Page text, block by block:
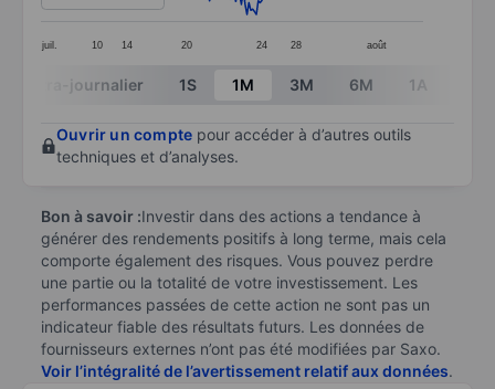
juil. 10 14 20 24 28 août
End of interactive chart.
Intra-journalier 1S 1M 3M 6M 1A
Ouvrir un compte pour accéder à d’autres outils
techniques et d’analyses.
Bon à savoir :Investir dans des actions a tendance à
générer des rendements positifs à long terme, mais cela
comporte également des risques. Vous pouvez perdre
une partie ou la totalité de votre investissement. Les
performances passées de cette action ne sont pas un
indicateur fiable des résultats futurs. Les données de
fournisseurs externes n’ont pas été modifiées par Saxo.
Voir l’intégralité de l’avertissement relatif aux données.